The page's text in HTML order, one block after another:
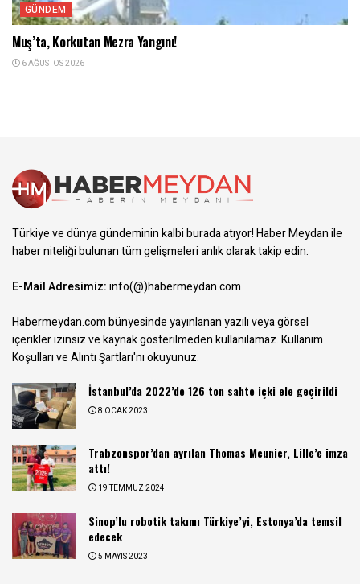
GÜNDEM
Muş’ta, Korkutan Mezra Yangını!
6 AĞUSTOS 2026
Türkiye ve dünya gündeminin kalbi burada atıyor! Haber Meydan ile
haber niteliği bulunan tüm gelişmeleri anlık olarak takip edin.
E-Mail Adresimiz:info(@)habermeydan.com
Habermeydan.com bünyesinde yayınlanan yazılı veya görsel
içerikler izinsiz ve kaynak gösterilmeden kullanılamaz.Kullanım
Koşulları ve Alıntı Şartları'nı okuyunuz.
İstanbul’da 2022’de 126 ton sahte içki ele geçirildi
8 OCAK 2023
Trabzonspor’dan ayrılan Thomas Meunier, Lille’e imza
attı!
19 TEMMUZ 2024
Sinop’lu robotik takımı Türkiye’yi, Estonya’da temsil
edecek
5 MAYIS 2023